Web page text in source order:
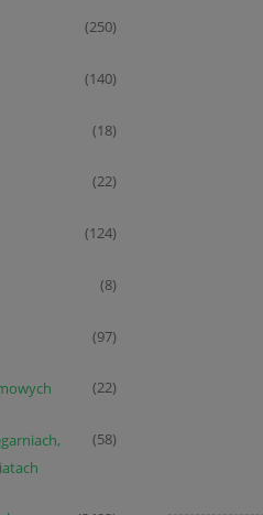
(250)
(140)
(18)
(22)
(124)
(8)
(97)
(22)
(58)